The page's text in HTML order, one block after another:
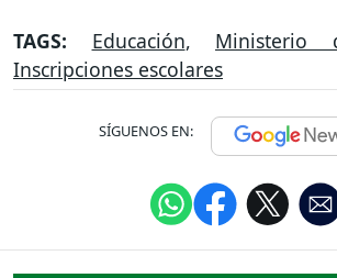
TAGS: Educación, Ministerio
Inscripciones escolares
SÍGUENOS EN: